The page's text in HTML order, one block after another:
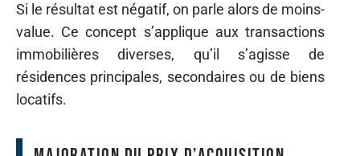
Si le résultat est négatif, on parle alors de moins-
value. Ce concept s’applique aux transactions
immobilières diverses, qu’il s’agisse de
résidences principales, secondaires ou de biens
locatifs.